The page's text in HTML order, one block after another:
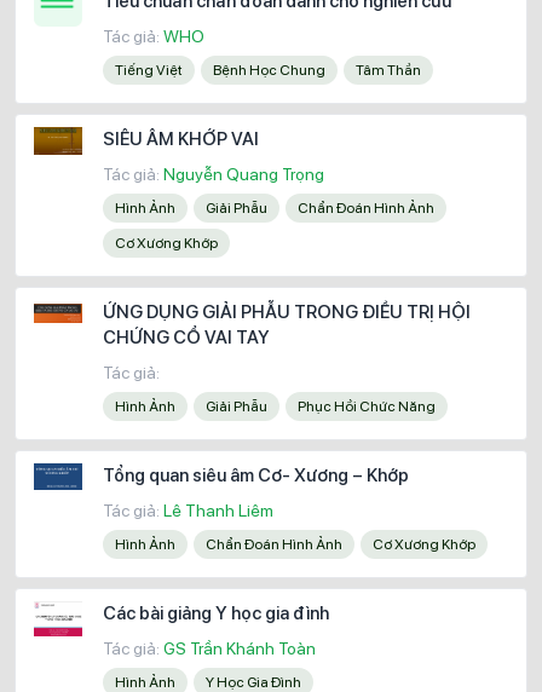
Tác giả: WHO
Tiếng Việt Bệnh Học Chung Tâm Thần
SIÊU ÂM KHỚP VAI
Tác giả: Nguyễn Quang Trọng
Hình Ảnh Giải Phẫu Chẩn Đoán Hình Ảnh
Cơ Xương Khớp
ỨNG DỤNG GIẢI PHẪU TRONG ĐIỀU TRỊ HỘI
CHỨNG CỔ VAI TAY
Tác giả:
Hình Ảnh Giải Phẫu Phục Hồi Chức Năng
Tổng quan siêu âm Cơ- Xương – Khớp
Tác giả: Lê Thanh Liêm
Hình Ảnh Chẩn Đoán Hình Ảnh Cơ Xương Khớp
Các bài giảng Y học gia đình
Tác giả: GS Trần Khánh Toàn
Hình Ảnh Y Học Gia Đình